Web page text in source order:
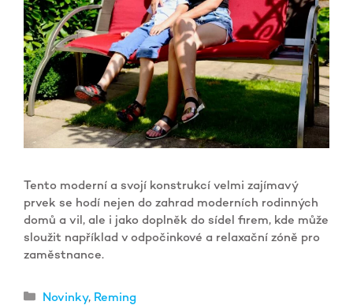
Tento moderní a svojí konstrukcí velmi zajímavý
prvek se hodí nejen do zahrad moderních rodinných
domů a vil, ale i jako doplněk do sídel firem, kde může
sloužit například v odpočinkové a relaxační zóně pro
zaměstnance.
Rubriky
Novinky, Reming